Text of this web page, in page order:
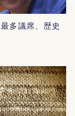
多議席、歴史